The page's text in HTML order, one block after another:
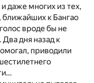
даже многих из тех,
ближайших к Бангао
вроде бы не
дня назад к
приводили